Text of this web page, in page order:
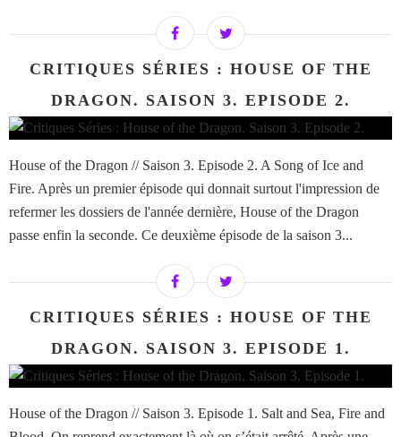
CRITIQUES SÉRIES : HOUSE OF THE
DRAGON. SAISON 3. EPISODE 2.
House of the Dragon // Saison 3. Episode 2. A Song of Ice and
Fire. Après un premier épisode qui donnait surtout l'impression de
refermer les dossiers de l'année dernière, House of the Dragon
passe enfin la seconde. Ce deuxième épisode de la saison 3...
CRITIQUES SÉRIES : HOUSE OF THE
DRAGON. SAISON 3. EPISODE 1.
House of the Dragon // Saison 3. Episode 1. Salt and Sea, Fire and